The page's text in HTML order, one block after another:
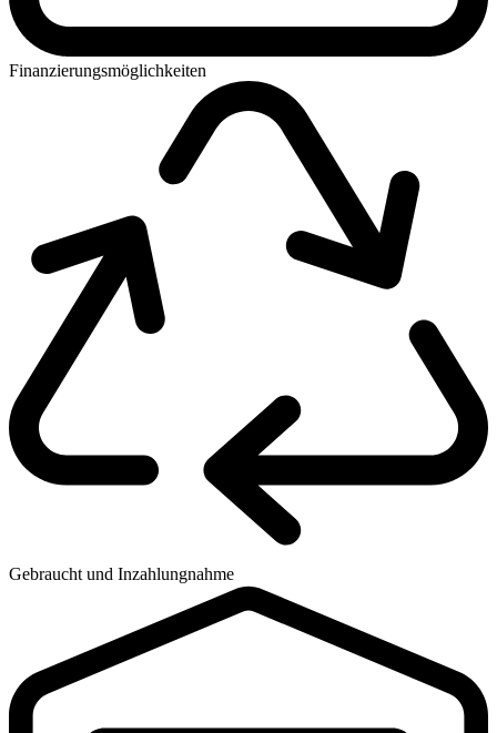
Finanzierungsmöglichkeiten
Gebraucht und Inzahlungnahme